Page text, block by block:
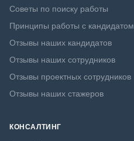
Советы по поиску работы
Принципы работы с кандидатом
Отзывы наших кандидатов
Отзывы наших сотрудников
Отзывы проектных сотрудников
Отзывы наших стажеров
КОНСАЛТИНГ